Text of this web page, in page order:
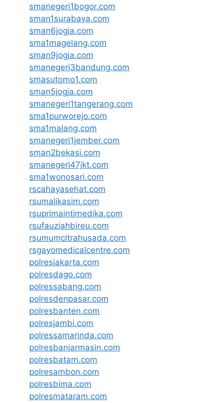
smanegeri1bogor.com
sman1surabaya.com
sman6jogja.com
sma1magelang.com
sman9jogja.com
smanegeri3bandung.com
smasutomo1.com
sman5jogja.com
smanegeri1tangerang.com
sma1purworejo.com
sma1malang.com
smanegeri1jember.com
sman2bekasi.com
smanegeri47jkt.com
sma1wonosari.com
rscahayasehat.com
rsumalikasim.com
rsuprimaintimedika.com
rsufauziahbireu.com
rsumumcitrahusada.com
rsgayomedicalcentre.com
polresjakarta.com
polresdago.com
polressabang.com
polresdenpasar.com
polresbanten.com
polresjambi.com
polressamarinda.com
polresbanjarmasin.com
polresbatam.com
polresambon.com
polresbima.com
polresmataram.com